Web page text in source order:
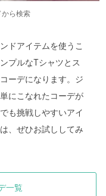
ら検索
ドアイテムを使うこ
プルなTシャツとス
ーデになります。ジ
にこなれたコーデが
も挑戦しやすいアイ
、ぜひお試ししてみ
一覧